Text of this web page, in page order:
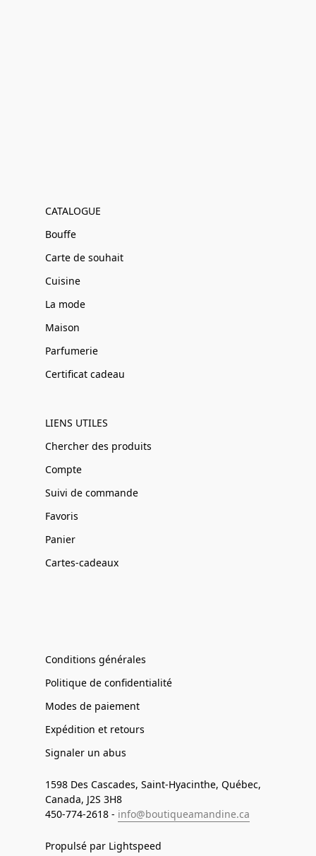
CATALOGUE
Bouffe
Carte de souhait
Cuisine
La mode
Maison
Parfumerie
Certificat cadeau
LIENS UTILES
Chercher des produits
Compte
Suivi de commande
Favoris
Panier
Cartes-cadeaux
Conditions générales
Politique de confidentialité
Modes de paiement
Expédition et retours
Signaler un abus
1598 Des Cascades, Saint-Hyacinthe, Québec,
Canada, J2S 3H8
450-774-2618 - info@boutiqueamandine.ca
Propulsé par Lightspeed